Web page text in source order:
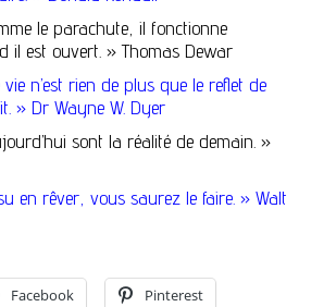
le parachute, il fonctionne
il est ouvert. » Thomas Dewar
n’est rien de plus que le reflet de
» Dr Wayne W. Dyer
sont la réalité de demain. »
en rêver, vous saurez le faire. » Walt
Facebook Pinterest